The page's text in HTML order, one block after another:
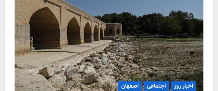
اخبار روز اجتماعی اصفهان